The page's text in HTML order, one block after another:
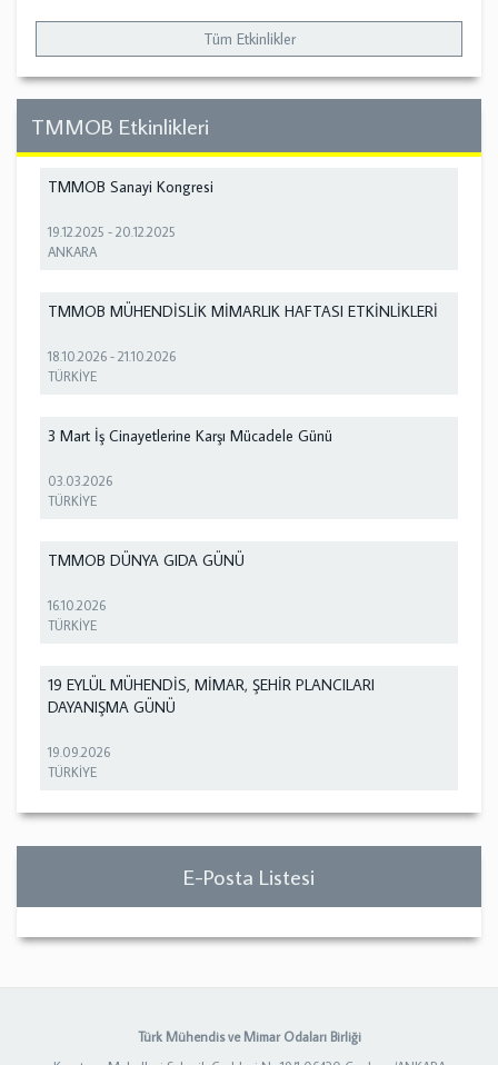
Tüm Etkinlikler
TMMOB Etkinlikleri
TMMOB Sanayi Kongresi
19.12.2025 -20.12.2025
ANKARA
TMMOB MÜHENDİSLİK MİMARLIK HAFTASI ETKİNLİKLERİ
18.10.2026 -21.10.2026
TÜRKİYE
3 Mart İş Cinayetlerine Karşı Mücadele Günü
03.03.2026
TÜRKİYE
TMMOB DÜNYA GIDA GÜNÜ
16.10.2026
TÜRKİYE
19 EYLÜL MÜHENDİS, MİMAR, ŞEHİR PLANCILARI
DAYANIŞMA GÜNÜ
19.09.2026
TÜRKİYE
E-Posta Listesi
Türk Mühendis ve Mimar Odaları Birliği